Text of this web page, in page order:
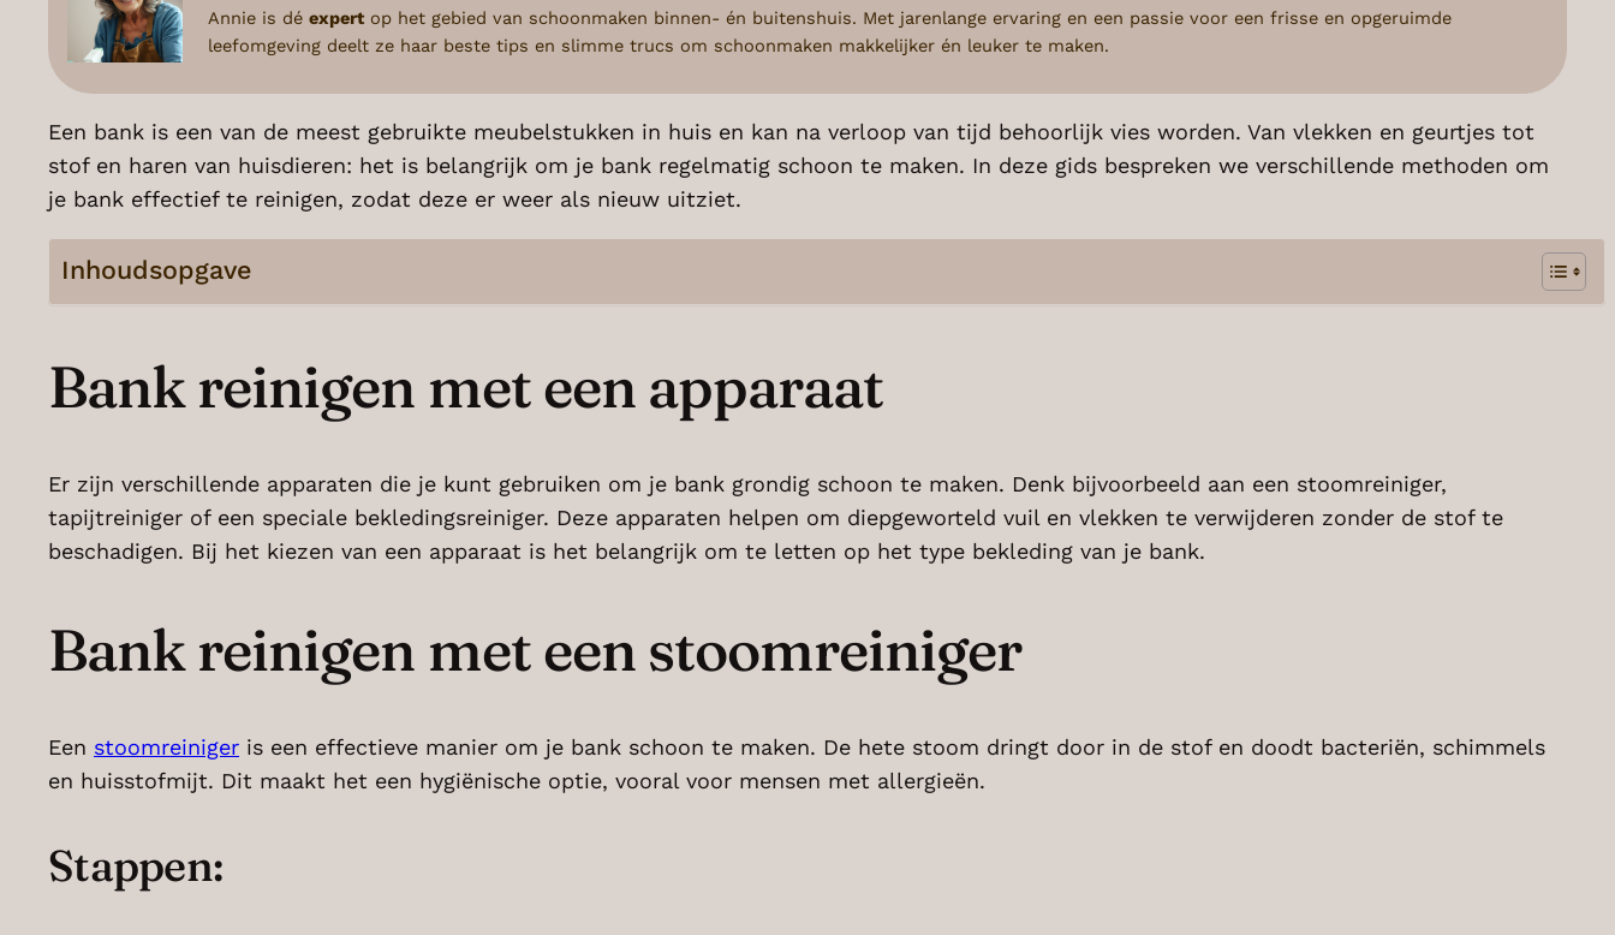
Annie is dé expertop het gebied van schoonmaken binnen- én buitenshuis. Met jarenlange ervaring en een passie voor een frisse en opgeruimde
leefomgeving deelt ze haar beste tips en slimme trucs om schoonmaken makkelijker én leuker te maken.
Een bank is een van de meest gebruikte meubelstukken in huis en kan na verloop van tijd behoorlijk vies worden. Van vlekken en geurtjes tot
stof en haren van huisdieren: het is belangrijk om je bank regelmatig schoon te maken. In deze gids bespreken we verschillende methoden om
je bank effectief te reinigen, zodat deze er weer als nieuw uitziet.
Inhoudsopgave
Bank reinigen met een apparaat
Er zijn verschillende apparaten die je kunt gebruiken om je bank grondig schoon te maken. Denk bijvoorbeeld aan een stoomreiniger,
tapijtreiniger of een speciale bekledingsreiniger. Deze apparaten helpen om diepgeworteld vuil en vlekken te verwijderen zonder de stof te
beschadigen. Bij het kiezen van een apparaat is het belangrijk om te letten op het type bekleding van je bank.
Bank reinigen met een stoomreiniger
Een stoomreiniger is een effectieve manier om je bank schoon te maken. De hete stoom dringt door in de stof en doodt bacteriën, schimmels
en huisstofmijt. Dit maakt het een hygiënische optie, vooral voor mensen met allergieën.
Stappen: